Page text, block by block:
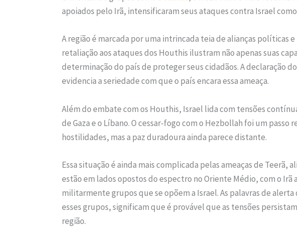
apoiados pelo Irã, intensificaram seus ataques contra Israel
A região é marcada por uma intrincada teia de alianças políticas
retaliação aos ataques dos Houthis ilustram não apenas suas
determinação do país de proteger seus cidadãos. A declaração
evidencia a seriedade com que o país encara essa ameaça.
Além do embate com os Houthis, Israel lida com tensões
de Gaza e o Líbano. O cessar-fogo com o Hezbollah foi um passo
hostilidades, mas a paz duradoura ainda parece distante.
Essa situação é ainda mais complicada pelas ameaças de Teerã,
estão em lados opostos do espectro no Oriente Médio, com o
militarmente grupos que se opõem a Israel. As palavras de
esses grupos, significam que é provável que as tensões
região.